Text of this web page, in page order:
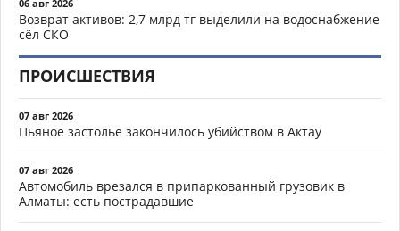
06 авг 2026
Возврат активов: 2,7 млрд тг выделили на водоснабжение
сёл СКО
ПРОИСШЕСТВИЯ
07 авг 2026
Пьяное застолье закончилось убийством в Актау
07 авг 2026
Автомобиль врезался в припаркованный грузовик в
Алматы: есть пострадавшие